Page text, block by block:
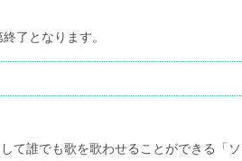
了となります。
て誰でも歌を歌わせることができる「ソ